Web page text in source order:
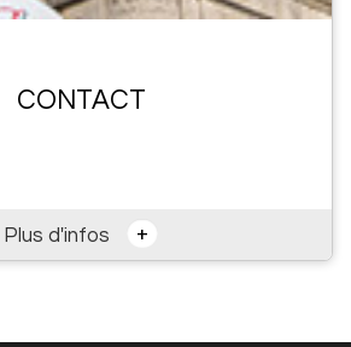
CONTACT
Plus d'infos +